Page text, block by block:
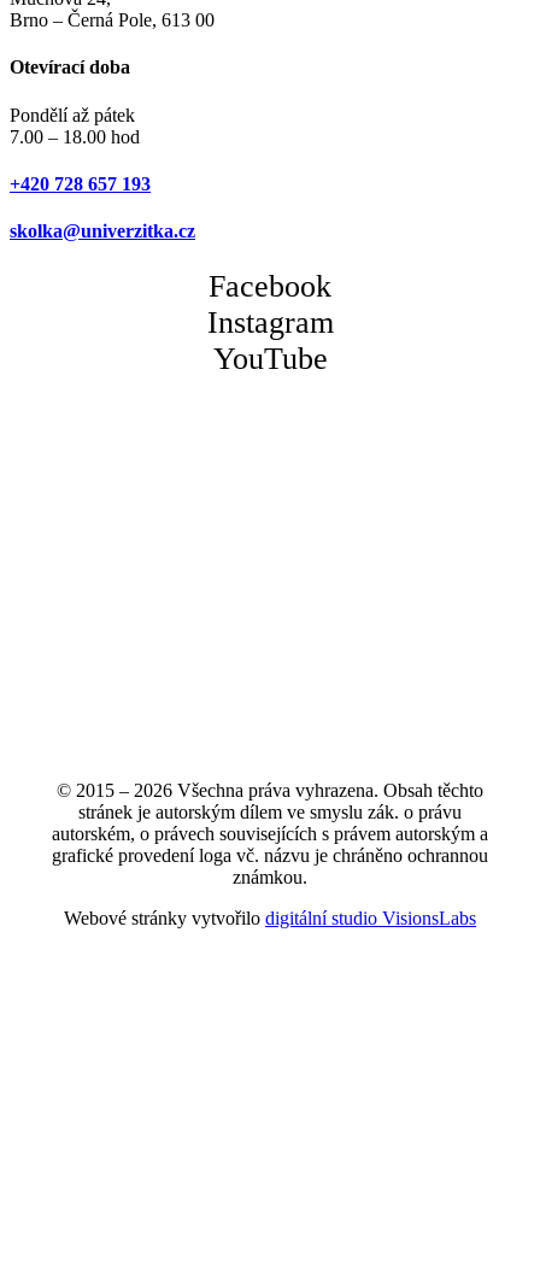
Brno – Černá Pole, 613 00
Otevírací doba
Pondělí až pátek
7.00 – 18.00 hod
+420 728 657 193
skolka@univerzitka.cz
Facebook
Instagram
YouTube
© 2015 – 2026 Všechna práva vyhrazena. Obsah těchto
stránek je autorským dílem ve smyslu zák. o právu
autorském, o právech souvisejících s právem autorským a
grafické provedení loga vč. názvu je chráněno ochrannou
známkou.
Webové stránky vytvořilo digitální studio VisionsLabs